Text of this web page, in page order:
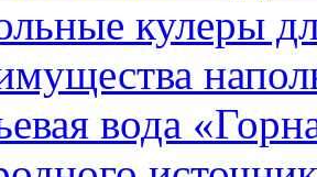
кулеры
вода